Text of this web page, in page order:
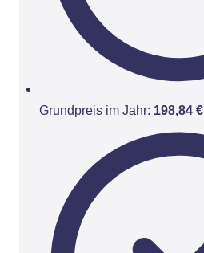
Grundpreis im Jahr: 198,84 €